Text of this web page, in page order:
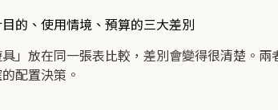
的、使用情境、預算的三大差別
」放在同一張表比較，差別會變得很清楚。
配置決策。